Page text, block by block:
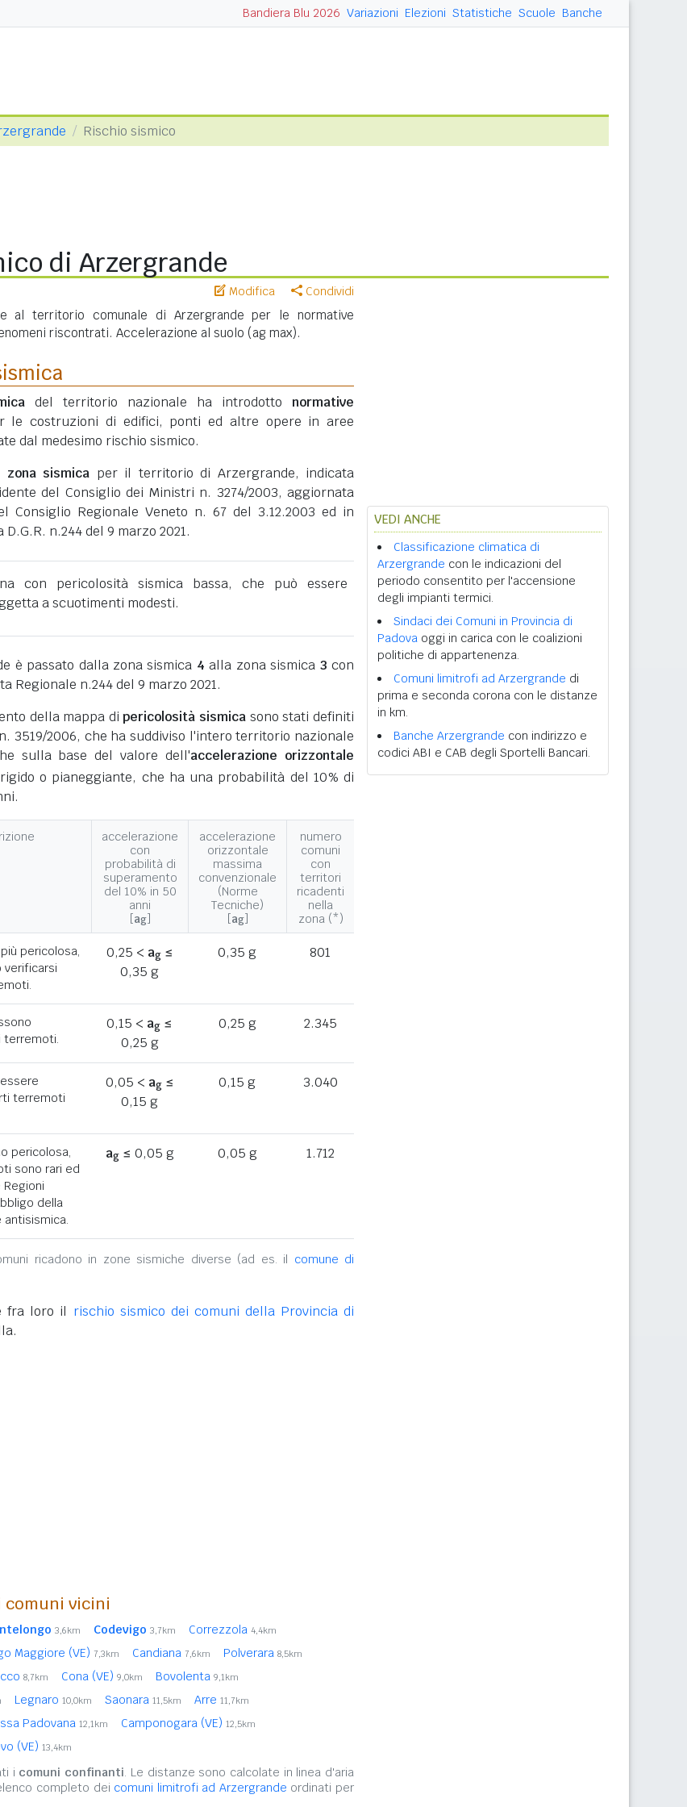
Bandiera Blu 2026 Variazioni Elezioni Statistiche Scuole Banche
Rischio sismico
di Arzergrande
Modifica Condividi
al territorio comunale di Arzergrande per le normative
riscontrati. Accelerazione al suolo (ag max).
del territorio nazionale ha introdotto normative
le costruzioni di edifici, ponti ed altre opere in aree
dal medesimo rischio sismico.
zona sismica per il territorio di Arzergrande, indicata
del Consiglio dei Ministri n. 3274/2003, aggiornata
Consiglio Regionale Veneto n. 67 del 3.12.2003 ed in
n.244 del 9 marzo 2021.
con pericolosità sismica bassa, che può essere
a scuotimenti modesti.
è passato dalla zona sismica 4 alla zona sismica 3 con
Regionale n.244 del 9 marzo 2021.
della mappa dipericolosità sismica sono stati definiti
3519/2006, che ha suddiviso l'intero territorio nazionale
sulla base del valore dell'accelerazione orizzontale
o pianeggiante, che ha una probabilità del 10% di
accelerazione
con
probabilità di
superamento
del 10% in 50
anni
[ag]
accelerazione
orizzontale
massima
convenzionale
(Norme
Tecniche)
[ag]
numero
comuni
con
territori
ricadenti
nella
zona (*)
pericolosa,
verificarsi
0,25 < ag≤
0,35 g
0,35 g 801
terremoti.
0,15 < ag ≤
0,25 g
0,25 g 2.345
terremoti
0,05 < ag≤
0,15 g
0,15 g 3.040
pericolosa,
sono rari ed
della
ag≤ 0,05 g 0,05 g 1.712
ricadono in zone sismiche diverse (ad es. il comune di
fra loro il rischio sismico dei comuni della Provincia di
comuni vicini
3,6km Codevigo 3,7km Correzzola 4,4km
Maggiore (VE) 7,3km Candiana 7,6km Polverara 8,5km
8,7km Cona (VE) 9,0km Bovolenta 9,1km
Legnaro 10,0km Saonara 11,5km Arre 11,7km
Padovana 12,1km Camponogara (VE) 12,5km
(VE) 13,4km
i comuni confinanti. Le distanze sono calcolate in linea d'aria
completo dei comuni limitrofi ad Arzergrande ordinati per
VEDI ANCHE
Classificazione climatica di
Arzergrande con le indicazioni del
periodo consentito per l'accensione
degli impianti termici.
Sindaci dei Comuni in Provincia di
Padova oggi in carica con le coalizioni
politiche di appartenenza.
Comuni limitrofi ad Arzergrande di
prima e seconda corona con le distanze
in km.
Banche Arzergrande con indirizzo e
codici ABI e CAB degli Sportelli Bancari.